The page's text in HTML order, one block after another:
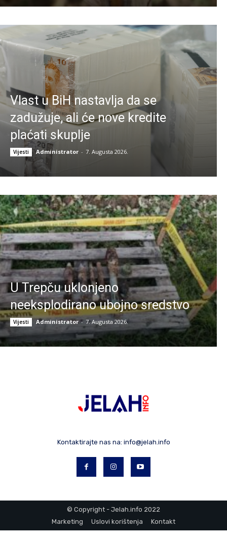
Vlast u BiH nastavlja da se
zadužuje, ali će nove kredite
plaćati skuplje
Vijesti Administrator - 7. Augusta 2026.
U Trepču uklonjeno
neeksplodirano ubojno sredstvo
Vijesti Administrator - 7. Augusta 2026.
Kontaktirajte nas na: info@jelah.info
© Copyright - Jelah.info 2022
Marketing
Uslovi korištenja Kontakt